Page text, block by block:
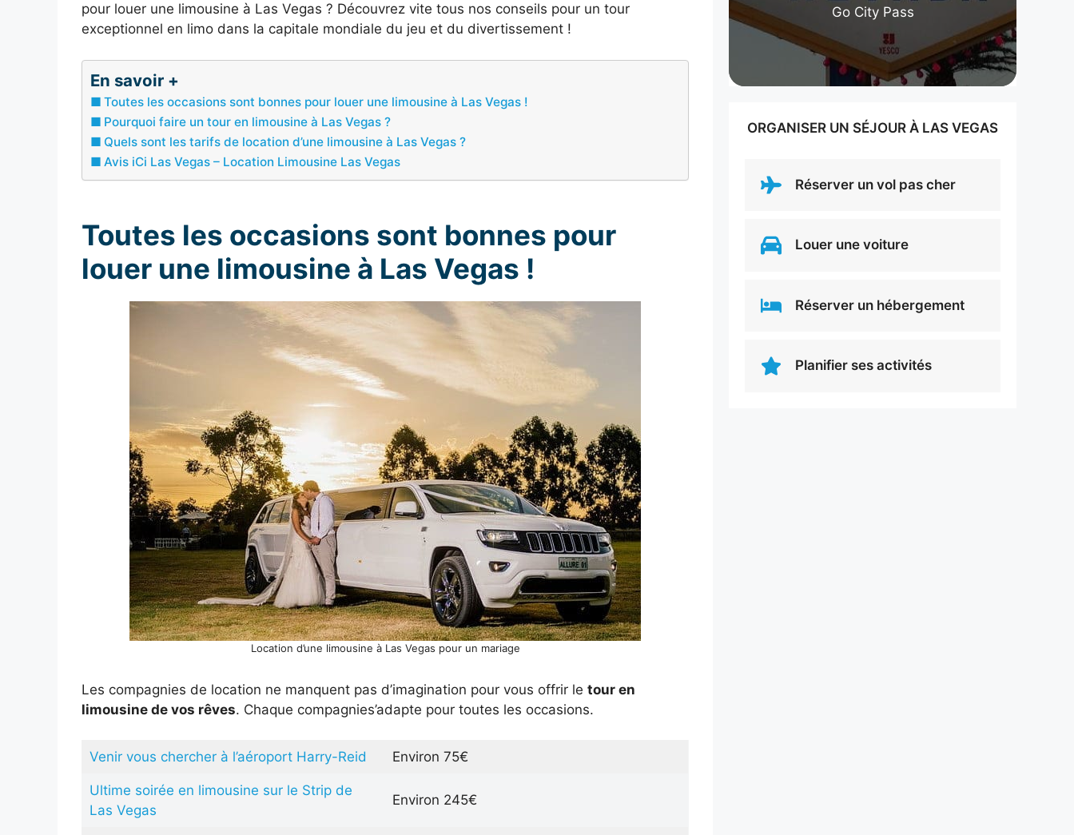
pour louer une limousine à Las Vegas ? Découvrez vite tous nos conseils pour un tour
exceptionnel en limo dans la capitale mondiale du jeu et du divertissement !
En savoir +
Toutes les occasions sont bonnes pour louer une limousine à Las Vegas !
Pourquoi faire un tour en limousine à Las Vegas ?
Quels sont les tarifs de location d’une limousine à Las Vegas ?
Avis iCi Las Vegas – Location Limousine Las Vegas
Toutes les occasions sont bonnes pour
louer une limousine à Las Vegas !
Location d’une limousine à Las Vegas pour un mariage
Les compagnies de location ne manquent pas d’imagination pour vous offrir le tour en
limousine de vos rêves. Chaque compagnies’adapte pour toutes les occasions.
Venir vous chercher à l’aéroport Harry-Reid Environ 75€
Ultime soirée en limousine sur le Strip de
Las Vegas
Environ 245€
Go City Pass
ORGANISER UN SÉJOUR À LAS VEGAS
Réserver un vol pas cher
Louer une voiture
Réserver un hébergement
Planifier ses activités